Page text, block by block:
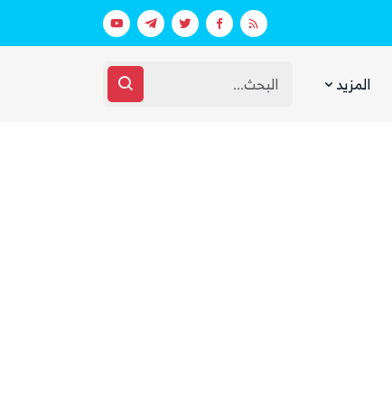
بعد يومين من الانفجار.. الحوثيون ينتشلون جثث 26 من عناصر «القوة الصاروخية» في نفق بين الحيمة ومناخة
المزيد